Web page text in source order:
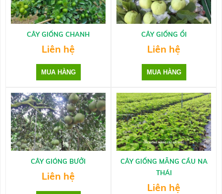
CÂY GIỐNG CHANH
Liên hệ
CÂY GIỐNG ỔI
Liên hệ
CÂY GIÓNG BƯỞI
Liên hệ
CÂY GIỐNG MÃNG CẦU NA
THÁI
Liên hệ